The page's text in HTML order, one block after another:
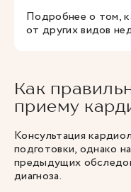
Подробнее о том,
от других видов
Как
приему
Консультация
подготовки, однако
предыдущих
диагноза.